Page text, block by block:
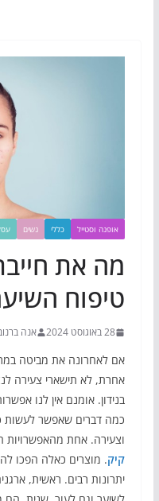
אופנה וסטייל כללי נשים
מה את
טיפוח
28 באוגוסט 2024 אנה
אם לאחרונה את מביטה
אחרת, לא תישארי צעירה
בנידון. אומנם אין לנו
כמה דברים שאפשר לעשות
וצעירה. אחת מהאפשרויות
קיק. מוצרים כאלה הפכו
יתרונות רבים. ראשית,